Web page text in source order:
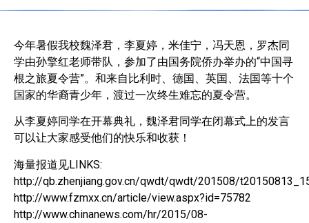
今年暑假我校魏泽君，李夏婷，米佳宁，冯天恩，罗杰同
学由孙擎红老师带队，参加了由国务院侨办举办的“中国寻
根之旅夏令营”。和来自比利时、德国、英国、法国等十个
国家的华裔青少年，渡过一次终生难忘的夏令营。
从李夏婷同学在开幕典礼，魏泽君同学在闭幕式上的发言
可以让大家感受他们的快乐和收获！
海量报道见LINKS:
http://qb.zhenjiang.gov.cn/qwdt/qwdt/201508/
http://www.fzmxx.cn/article/view.aspx?id=75782
http://www.chinanews.com/hr/2015/08-